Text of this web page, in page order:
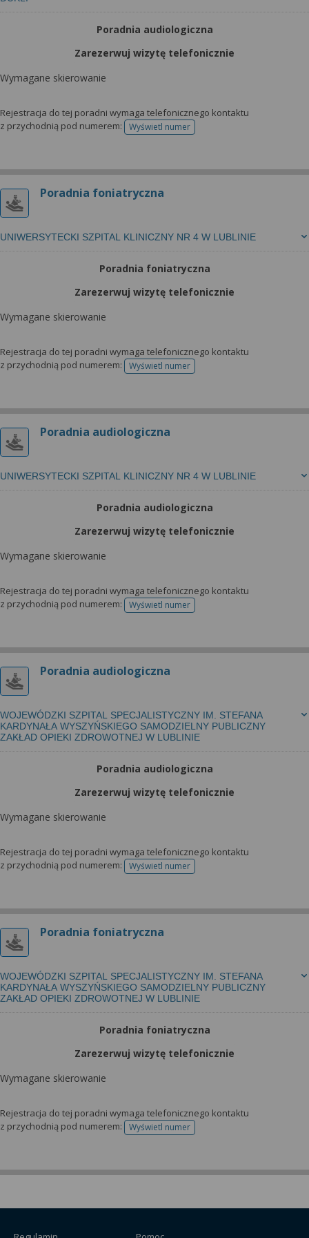
Poradnia audiologiczna
Zarezerwuj wizytę telefonicznie
Wymagane skierowanie
Rejestracja do tej poradni wymaga telefonicznego kontaktu
z przychodnią pod numerem:
Wyświetl numertelefonu do rejestracji
Poradnia foniatryczna
UNIWERSYTECKI SZPITAL KLINICZNY NR 4 W LUBLINIE
Poradnia foniatryczna
Zarezerwuj wizytę telefonicznie
Wymagane skierowanie
Rejestracja do tej poradni wymaga telefonicznego kontaktu
z przychodnią pod numerem:
Wyświetl numertelefonu do rejestracji
Poradnia audiologiczna
UNIWERSYTECKI SZPITAL KLINICZNY NR 4 W LUBLINIE
Poradnia audiologiczna
Zarezerwuj wizytę telefonicznie
Wymagane skierowanie
Rejestracja do tej poradni wymaga telefonicznego kontaktu
z przychodnią pod numerem:
Wyświetl numertelefonu do rejestracji
Poradnia audiologiczna
WOJEWÓDZKI SZPITAL SPECJALISTYCZNY IM. STEFANA
KARDYNAŁA WYSZYŃSKIEGO SAMODZIELNY PUBLICZNY
ZAKŁAD OPIEKI ZDROWOTNEJ W LUBLINIE
Poradnia audiologiczna
Zarezerwuj wizytę telefonicznie
Wymagane skierowanie
Rejestracja do tej poradni wymaga telefonicznego kontaktu
z przychodnią pod numerem:
Wyświetl numertelefonu do rejestracji
Poradnia foniatryczna
WOJEWÓDZKI SZPITAL SPECJALISTYCZNY IM. STEFANA
KARDYNAŁA WYSZYŃSKIEGO SAMODZIELNY PUBLICZNY
ZAKŁAD OPIEKI ZDROWOTNEJ W LUBLINIE
Poradnia foniatryczna
Zarezerwuj wizytę telefonicznie
Wymagane skierowanie
Rejestracja do tej poradni wymaga telefonicznego kontaktu
z przychodnią pod numerem:
Wyświetl numertelefonu do rejestracji
możesz też wycofać zgodę na przetwarzanie Twoich
danych tylko w niektórych celach. Jeżeli chcesz
dowiedzieć się więcej lub chcesz przeprowadzić
za pomocą „Ustawień zaawansowanych”.
Więcej informacji na temat wykorzystywania
narzędzi zewnętrznych w naszym serwisie
znajdziesz w Regulaminie Serwisu.